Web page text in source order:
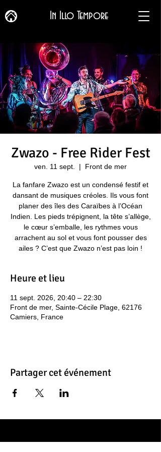
In Illo Tempore
Zwazo - Free Rider Fest
ven. 11 sept.
  |
Front de mer
La fanfare Zwazo est un condensé festif et
dansant de musiques créoles. Ils vous font
planer des îles des Caraïbes à l’Océan
Indien. Les pieds trépignent, la tête s’allège,
le cœur s’emballe, les rythmes vous
arrachent au sol et vous font pousser des
ailes ? C’est que Zwazo n’est pas loin !
Heure et lieu
11 sept. 2026, 20:40 – 22:30
Front de mer, Sainte-Cécile Plage, 62176
Camiers, France
Partager cet événement